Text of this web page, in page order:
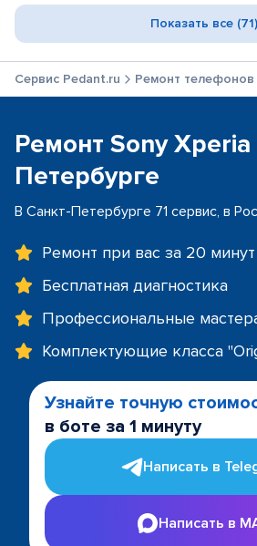
Показать все (71)
Сервис Pedant.ru Ремонт телефонов
Ремонт Sony Xperia
Петербурге
В Санкт-Петербурге 71 сервис, в
Ремонт при вас за 20 минут
Бесплатная диагностика
Профессиональные
Комплектующие класса
Узнайте точную
в боте за 1 минуту
Написать в
Написать в